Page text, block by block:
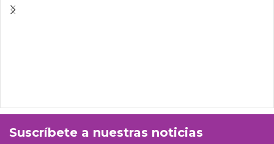
Suscríbete a nuestras noticias